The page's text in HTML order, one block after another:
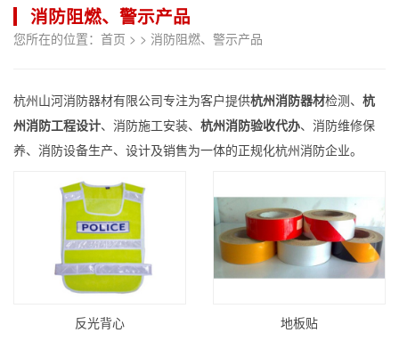
消防阻燃、警示产品
您所在的位置： 首页 > > 消防阻燃、警示产品
杭州山河消防器材有限公司专注为客户提供杭州消防器材检测、 杭
州消防工程设计、消防施工安装、 杭州消防验收代办、消防维修保
养、消防设备生产、设计及销售为一体的正规化杭州消防企业。
反光背心 地板贴